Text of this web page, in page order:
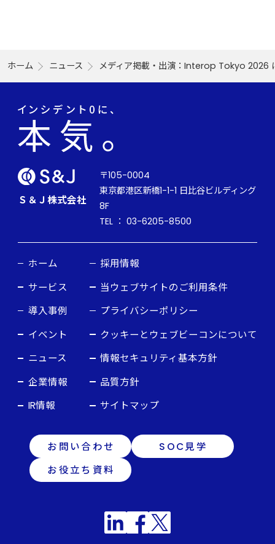
ホーム ニュース メディア掲載・出演：Interop Tokyo 2026
Ｓ＆Ｊ株式会社
〒105-0004
東京都港区新橋1-1-1 日比谷ビルディング
8F
TEL ： 03-6205-8500
ホーム
サービス
導入事例
イベント
ニュース
企業情報
IR情報
採用情報
当ウェブサイトのご利用条件
プライバシーポリシー
クッキーとウェブビーコンについて
情報セキュリティ基本方針
品質方針
サイトマップ
お問い合わせ
SOC見学
お役立ち資料